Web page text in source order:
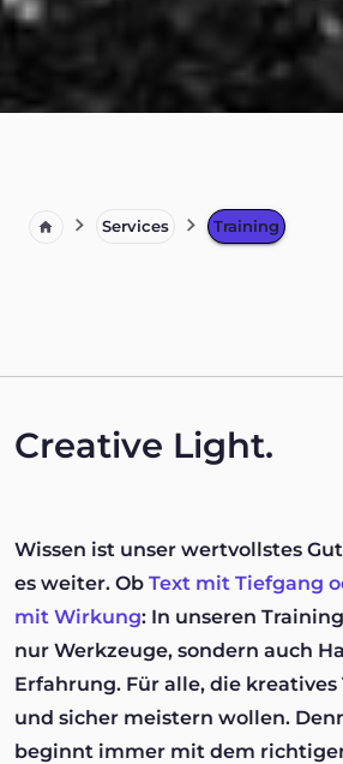
Services Training
Creative Light.
Wissen ist unser wertvollstes
es weiter. Ob Text mit Tiefgang
mit Wirkung: In unseren
nur Werkzeuge, sondern auch
Erfahrung. Für alle, die kreatives
und sicher meistern wollen.
beginnt immer mit dem